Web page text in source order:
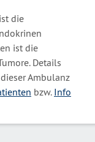
ist die
ist die
Details
Ambulanz
bzw. Info